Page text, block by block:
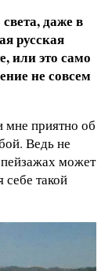
даже в
русская
или это само
не совсем
мне приятно об
Ведь не
может
себе такой